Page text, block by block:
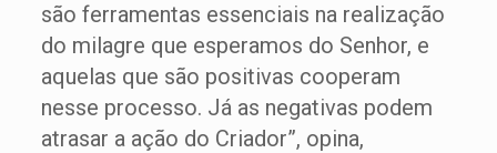
são ferramentas essenciais na realização
do milagre que esperamos do Senhor, e
aquelas que são positivas cooperam
nesse processo. Já as negativas podem
atrasar a ação do Criador”, opina,